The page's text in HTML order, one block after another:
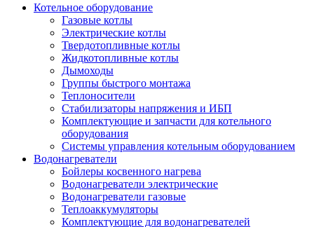
Котельное оборудование
Газовые котлы
Электрические котлы
Твердотопливные котлы
Жидкотопливные котлы
Дымоходы
Группы быстрого монтажа
Теплоносители
Стабилизаторы напряжения и ИБП
Комплектующие и запчасти для котельного
оборудования
Системы управления котельным оборудованием
Водонагреватели
Бойлеры косвенного нагрева
Водонагреватели электрические
Водонагреватели газовые
Теплоаккумуляторы
Комплектующие для водонагревателей